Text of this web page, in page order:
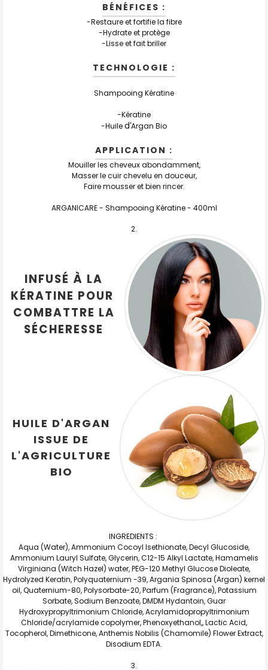
BÉNÉFICES :
-Restaure et fortifie la fibre
-Hydrate et protège
-Lisse et fait briller
TECHNOLOGIE :
Shampooing Kératine
-Kératine
-Huiled'Argan Bio
APPLICATION :
Mouiller les cheveux abondamment,
Masser le cuir chevelu en douceur,
Faire mousser et bien rincer.
ARGANICARE - Shampooing Kératine - 400ml
INFUSÉ À LA
KÉRATINE POUR
COMBATTRE LA
SÉCHERESSE
HUILE D'ARGAN
ISSUE DE
L'AGRICULTURE
BIO
INGREDIENTS :
Aqua (Water), Ammonium Cocoyl Isethionate, Decyl Glucoside,
Ammonium Lauryl Sulfate, Glycerin, C12-15 Alkyl Lactate, Hamamelis
Virginiana (Witch Hazel) water, PEG-120 Methyl Glucose Dioleate,
Hydrolyzed Keratin, Polyquaternium -39, Argania Spinosa (Argan) kernel
oil, Quaternium-80, Polysorbate-20, Parfum (Fragrance), Potassium
Sorbate, Sodium Benzoate, DMDM Hydantoin, Guar
Hydroxypropyltrimonium Chloride, Acrylamidopropyltrimonium
Chloride/acrylamide copolymer, Phenoxyethanol,, Lactic Acid,
Tocopherol, Dimethicone, Anthemis Nobilis (Chamomile) Flower Extract,
Disodium EDTA.